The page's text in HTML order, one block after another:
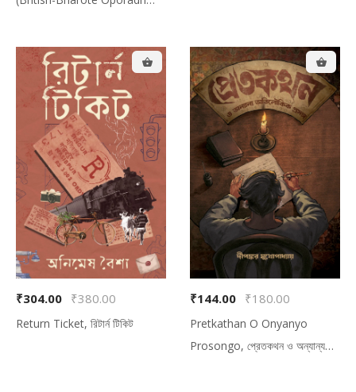
উপনিবেশ (ব্রিটিশ-ভারতে অপরাধ জগতের
কথামালা)
₹304.00 ₹380.00
Return Ticket, রিটার্ন টিকিট
₹144.00 ₹180.00
Pretkathan O Onyanyo
Prosongo, প্রেতকথন ও অন্যান্য